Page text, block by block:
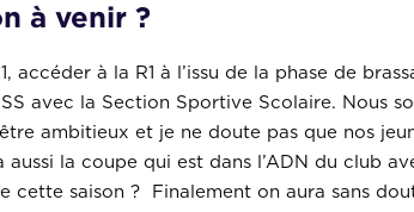
à venir ?
à la R1 à l’issu de la phase de
avec la Section Sportive Scolaire. Nous
ambitieux et je ne doute pas que nos
la coupe qui est dans l’ADN du club
saison ? Finalement on aura sans